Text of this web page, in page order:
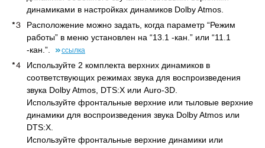
динамиками в настройках динамиков Dolby Atmos.
Расположение можно задать, когда параметр “Режим
работы” в меню установлен на “13.1 -кан.” или “11.1
-кан.”.
ссылка
Используйте 2 комплекта верхних динамиков в
соответствующих режимах звука для воспроизведения
звука Dolby Atmos, DTS:X или Auro-3D.
Используйте фронтальные верхние или тыловые верхние
динамики для воспроизведения звука Dolby Atmos или
DTS:X.
Используйте фронтальные верхние динамики или